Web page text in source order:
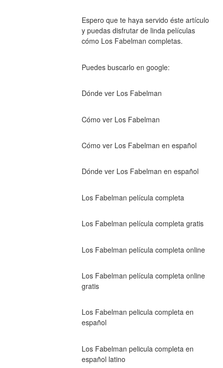
Espero que te haya servido éste artículo
y puedas disfrutar de linda películas
cómo Los Fabelman completas.
Puedes buscarlo en google:
Dónde ver Los Fabelman
Cómo ver Los Fabelman
Cómo ver Los Fabelman en español
Dónde ver Los Fabelman en español
Los Fabelman película completa
Los Fabelman película completa gratis
Los Fabelman película completa online
Los Fabelman película completa online
gratis
Los Fabelman pelicula completa en
español
Los Fabelman pelicula completa en
español latino